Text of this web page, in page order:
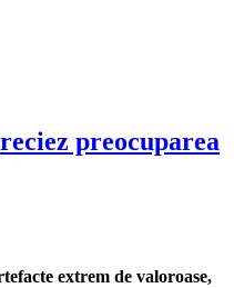
preocuparea
extrem de valoroase,